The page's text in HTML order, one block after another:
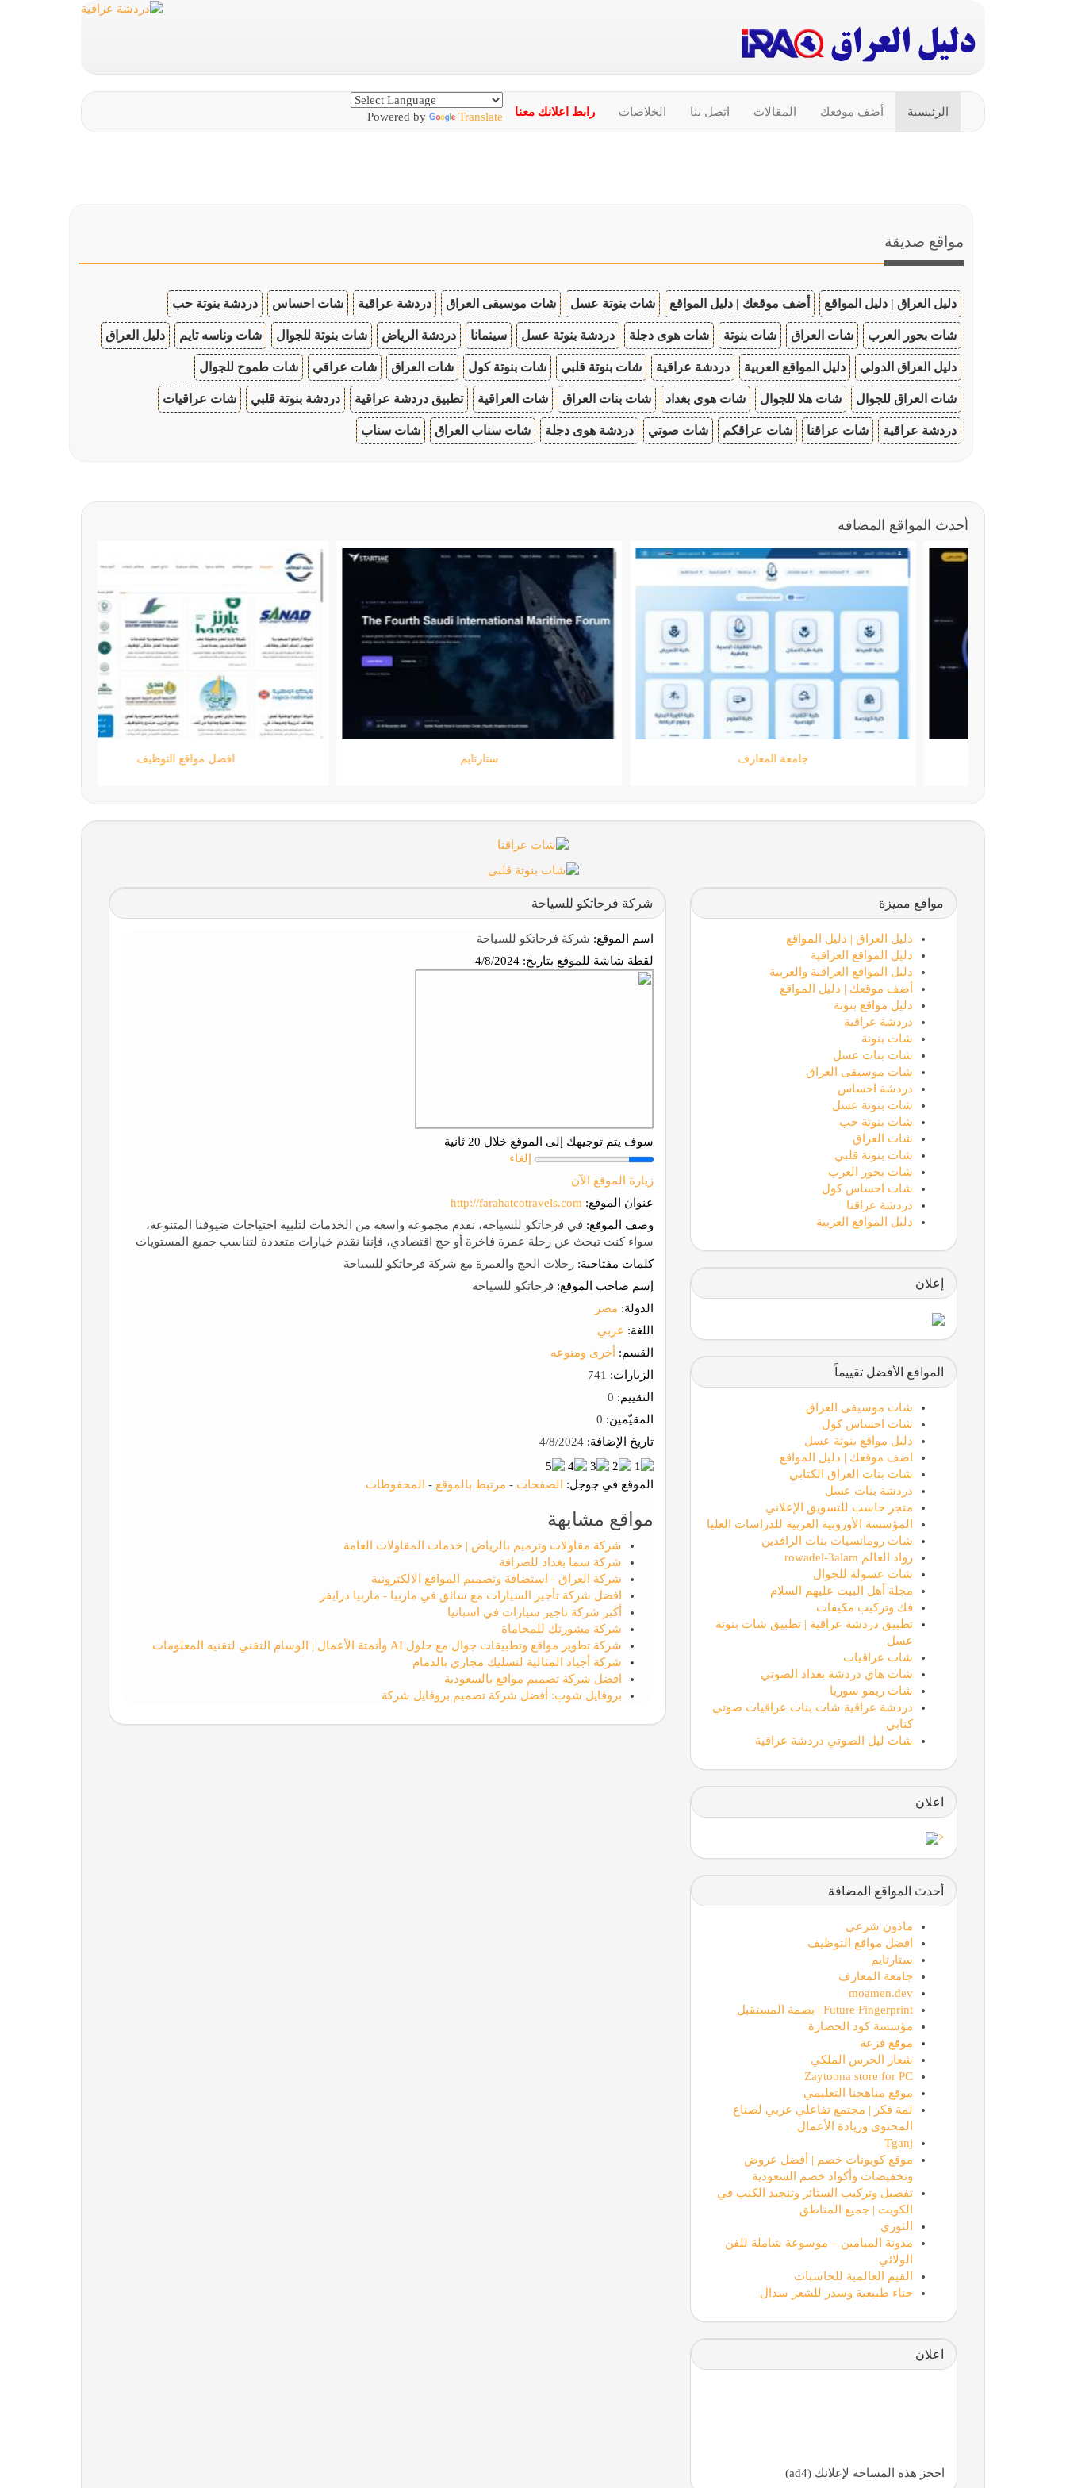
الرئيسية أضف موقعك المقالات اتصل بنا الخلاصات رابط اعلانك معنا Powered by Translate
مواقع صديقة
دليل العراق | دليل المواقع أضف موقعك | دليل المواقع شات بنوتة عسل شات موسيقى العراق دردشة عراقية شات احساس دردشة بنوتة حب
شات بحور العرب شات العراق شات بنوتة شات هوى دجلة دردشة بنوتة عسل سينمانا دردشة الرياض شات بنوتة للجوال شات وناسه تايم دليل العراق
دليل العراق الدولي دليل المواقع العربية دردشة عراقية شات بنوتة قلبي شات بنوتة كول شات العراق شات عراقي شات طموح للجوال
شات العراق للجوال شات هلا للجوال شات هوى بغداد شات بنات العراق شات العراقية تطبيق دردشة عراقية دردشة بنوتة قلبي شات عراقيات
دردشة عراقية شات عراقنا شات عراقكم شات صوتي دردشة هوى دجلة شات سناب العراق شات سناب
أحدث المواقع المضافه
ستارتايم moamen.dev
شركة فرحاتكو للسياحة
اسم الموقع: شركة فرحاتكو للسياحة
لقطة شاشة للموقع بتاريخ:
سوف يتم توجيهك إلى الموقع خلال 20 ثانية
إلغاء
زيارة الموقع الآن
عنوان الموقع: http://farahatcotravels.com
وصف الموقع: في فرحاتكو للسياحة، نقدم مجموعة واسعة من الخدمات لتلبية احتياجات ضيوفنا المتنوعة،
سواء كنت تبحث عن رحلة عمرة فاخرة أو حج اقتصادي، فإننا نقدم خيارات متعددة لتناسب جميع المستويات
كلمات مفتاحية: رحلات الحج والعمرة مع شركة فرحاتكو للسياحة
إسم صاحب الموقع: فرحاتكو للسياحة
الدولة: مصر
اللغة: عربي
القسم:
أخرى ومنوعه
الزيارات:
التقييم:
المقيّمين:
تاريخ الإضافة:
الموقع في جوجل: الصفحات - مرتبط بالموقع - المحفوظات
مواقع مشابهة
شركة مقاولات وترميم بالرياض | خدمات المقاولات العامة
شركة سما بغداد للصرافة
شركة العراق - استضافة وتصميم المواقع الالكترونية
افضل شركة تأجير السيارات مع سائق في ماربيا - ماربيا درايفر
أكبر شركة تاجير سيارات في اسبانيا
شركة مشورتك للمحاماة
شركة تطوير مواقع وتطبيقات جوال مع حلول AI وأتمتة الأعمال | الوسام التقني لتقنيه المعلومات
شركة أجياد المثالية لتسليك مجاري بالدمام
افضل شركة تصميم مواقع بالسعودية
بروفايل شوب: أفضل شركة تصميم بروفايل شركة
مواقع مميزة
دليل العراق | دليل المواقع
دليل المواقع العراقية
دليل المواقع العراقية والعربية
أضف موقعك | دليل المواقع
دليل مواقع بنوتة
دردشة عراقية
شات بنوتة
شات بنات عسل
شات موسيقى العراق
دردشة احساس
شات بنوتة عسل
شات بنوتة حب
شات العراق
شات بنوتة قلبي
شات بحور العرب
شات احساس كول
دردشة عراقنا
دليل المواقع العربية
إعلان
المواقع الأفضل تقييماً
شات موسيقى العراق
شات احساس كول
دليل مواقع بنوتة عسل
اضف موقعك | دليل المواقع
شات بنات العراق الكتابي
دردشة بنات عسل
متجر حاسب للتسويق الإعلاني
المؤسسة الأوروبية العربية للدراسات العليا
شات رومانسيات بنات الرافدين
رواد العالم rowadel-3alam
شات عسولة للجوال
مجلة أهل البيت عليهم السلام
فك وتركيب مكيفات
تطبيق دردشة عراقية | تطبيق شات بنوتة
عسل
شات عراقيات
شات هاي دردشة بغداد الصوتي
شات ريمو سوريا
دردشة عراقية شات بنات عراقيات صوتي
كتابي
شات ليل الصوتي دردشة عراقية
اعلان
<
أحدث المواقع المضافة
ماذون شرعي
افضل مواقع التوظيف
ستارتايم
جامعة المعارف
moamen.dev
Future Fingerprint | بصمة المستقبل
مؤسسة كود الحضارة
موقع فزعة
شعار الحرس الملكي
Zaytoona store for PC
موقع مناهجنا التعليمي
لمة فكر | مجتمع تفاعلي عربي لصناع
المحتوى وريادة الأعمال
Tganj
موقع كوبونات خصم | أفضل عروض
وتخفيضات وأكواد خصم السعودية
تفصيل وتركيب الستائر وتنجيد الكنب في
الكويت | جميع المناطق
الثوري
مدونة الميامين – موسوعة شاملة للفن
الولائي
القيم العالمية للحاسبات
حناء طبيعية وسدر للشعر سدال
اعلان
احجز هذه المساحه لإعلانك (ad4)